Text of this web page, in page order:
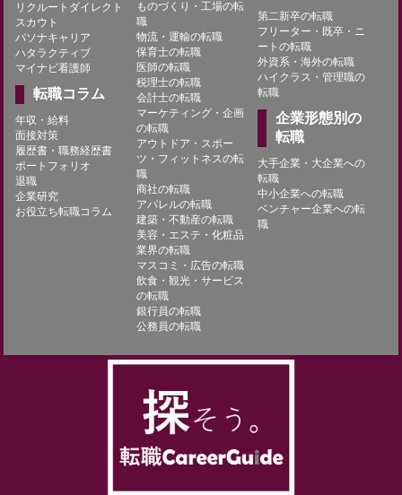
リクルートダイレクト
スカウト
パソナキャリア
ハタラクティブ
マイナビ看護師
転職コラム
年収・給料
面接対策
履歴書・職務経歴書
ポートフォリオ
退職
企業研究
お役立ち転職コラム
ものづくり・工場の転
職
物流・運輸の転職
保育士の転職
医師の転職
税理士の転職
会計士の転職
マーケティング・企画
の転職
アウトドア・スポー
ツ・フィットネスの転
職
商社の転職
アパレルの転職
建築・不動産の転職
美容・エステ・化粧品
業界の転職
マスコミ・広告の転職
飲食・観光・サービス
の転職
銀行員の転職
公務員の転職
第二新卒の転職
フリーター・既卒・ニ
ートの転職
外資系・海外の転職
ハイクラス・管理職の
転職
企業形態別の
転職
大手企業・大企業への
転職
中小企業への転職
ベンチャー企業への転
職